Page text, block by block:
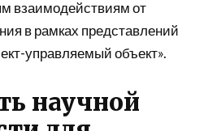
взаимодействиям от
в рамках представлений
управляемый объект».
научной